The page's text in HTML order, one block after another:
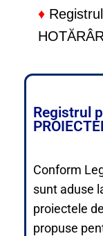
♦
Registrul
Conform
sunt aduse
proiectele
propuse